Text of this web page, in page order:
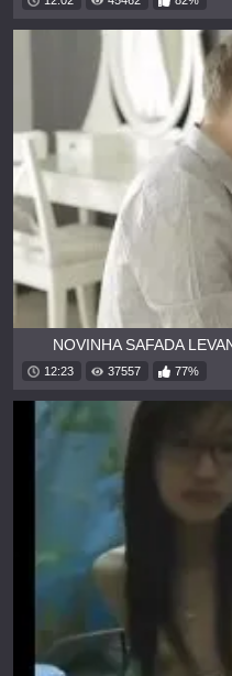
NOVINHA SAFADA
12:23 37557 77%